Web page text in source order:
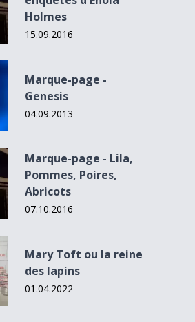
Holmes
15.09.2016
Marque-page -
Genesis
04.09.2013
Poires, Abricots
Marque-page - Lila,
Pommes, Poires,
Abricots
07.10.2016
lapins
Mary Toft ou la reine
des lapins
01.04.2022